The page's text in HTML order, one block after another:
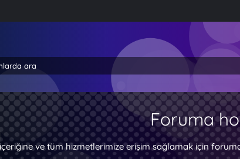
ara
Foruma
ve tüm hizmetlerimize erişim sağlamak için